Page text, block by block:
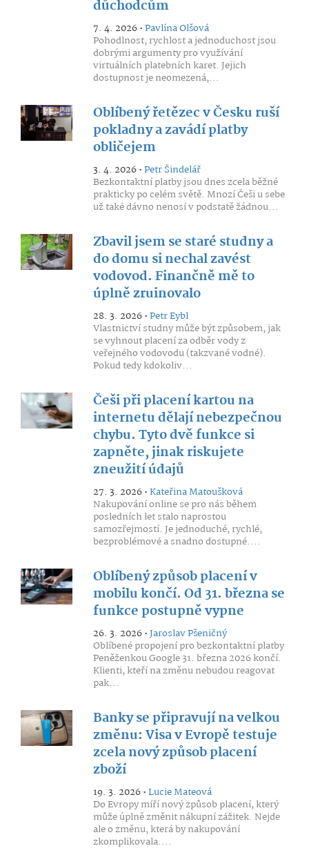
důchodcům
7. 4. 2026 •Pavlína Olšová
Pohodlnost, rychlost a jednoduchost jsou
dobrými argumenty pro využívání
virtuálních platebních karet. Jejich
dostupnost je neomezená,...
Oblíbený řetězec v Česku ruší
pokladny a zavádí platby
obličejem
3. 4. 2026 •Petr Šindelář
Bezkontaktní platby jsou dnes zcela běžné
prakticky po celém světě. Mnozí Češi u sebe
už také dávno nenosí v podstatě žádnou...
Zbavil jsem se staré studny a
do domu si nechal zavést
vodovod. Finančně mě to
úplně zruinovalo
28. 3. 2026 •Petr Eybl
Vlastnictví studny může být způsobem, jak
se vyhnout placení za odběr vody z
veřejného vodovodu (takzvané vodné).
Pokud tedy kdokoliv...
Češi při placení kartou na
internetu dělají nebezpečnou
chybu. Tyto dvě funkce si
zapněte, jinak riskujete
zneužití údajů
27. 3. 2026 •Kateřina Matoušková
Nakupování online se pro nás během
posledních let stalo naprostou
samozřejmostí. Je jednoduché, rychlé,
bezproblémové a snadno dostupné....
Oblíbený způsob placení v
mobilu končí. Od 31. března se
funkce postupně vypne
26. 3. 2026 •Jaroslav Pšeničný
Oblíbené propojení pro bezkontaktní platby
Peněženkou Google 31. března 2026 končí.
Klienti, kteří na změnu nebudou reagovat
pak...
Banky se připravují na velkou
změnu: Visa v Evropě testuje
zcela nový způsob placení
zboží
19. 3. 2026 •Lucie Mateová
Do Evropy míří nový způsob placení, který
může úplně změnit nákupní zážitek. Nejde
ale o změnu, která by nakupování
zkomplikovala....